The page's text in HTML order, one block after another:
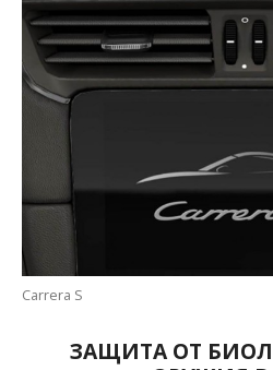
Carrera S
ЗАЩИТА ОТ